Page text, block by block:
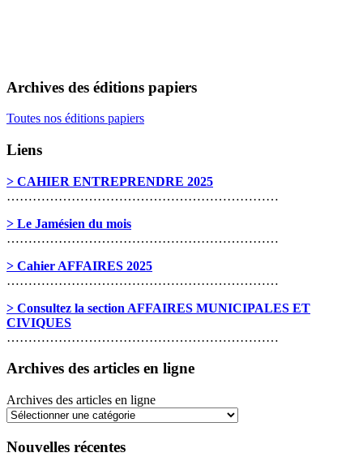
Archives des éditions papiers
Toutes nos éditions papiers
Liens
> CAHIER ENTREPRENDRE 2025
………………………………………………………
> Le Jamésien du mois
………………………………………………………
> Cahier AFFAIRES 2025
………………………………………………………
> Consultez la section AFFAIRES MUNICIPALES ET
CIVIQUES
………………………………………………………
Archives des articles en ligne
Archives des articles en ligne
Nouvelles récentes